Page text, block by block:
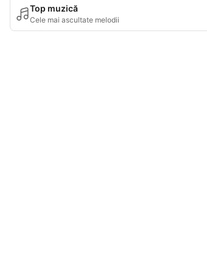
Top muzică
Cele mai ascultate melodii